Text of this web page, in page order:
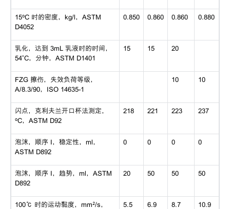
15ºC 时的密度，kg/l，ASTM
D4052
0.850 0.860 0.860 0.880
乳化，达到 3mL 乳液时的时间，
54˚C，分钟，ASTM D1401
15 15 20
FZG 擦伤，失效负荷等级，
A/8.3/90，ISO 14635-1
10 10
闪点，克利夫兰开口杯法测定，
ºC，ASTM D92
218 221 223 237
泡沫，顺序 I，稳定性，ml，
ASTM D892
0 0 0 0
泡沫，顺序 I，趋势，ml，ASTM
D892
20 50 50 50
100℃ 时的运动黏度，mm²/s，
5.5 6.9 8.7 10.9